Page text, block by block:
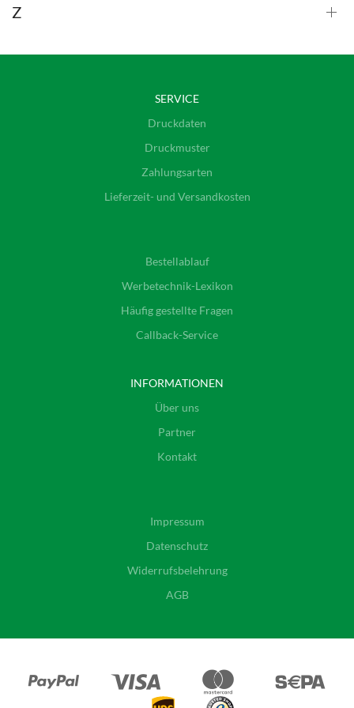
Z
SERVICE
Druckdaten
Druckmuster
Zahlungsarten
Lieferzeit- und Versandkosten
Bestellablauf
Werbetechnik-Lexikon
Häufig gestellte Fragen
Callback-Service
INFORMATIONEN
Über uns
Partner
Kontakt
Impressum
Datenschutz
Widerrufsbelehrung
AGB